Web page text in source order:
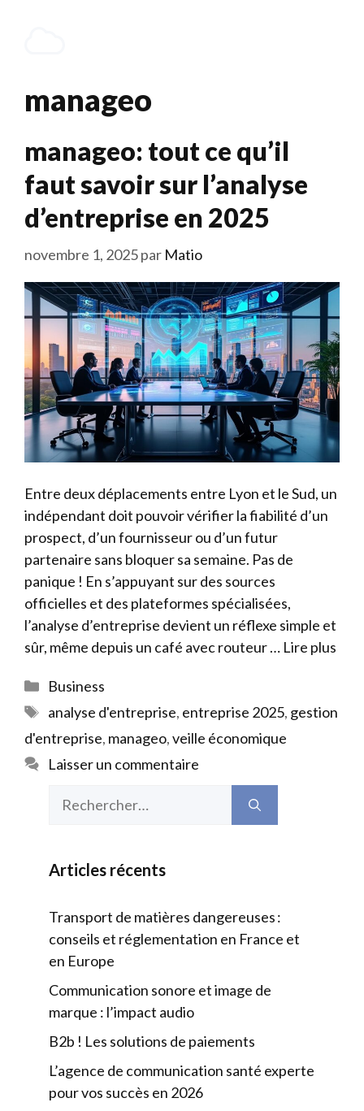
manageo
manageo: tout ce qu’il
faut savoir sur l’analyse
d’entreprise en 2025
novembre 1, 2025par Matio
Entre deux déplacements entre Lyon et le Sud, un
indépendant doit pouvoir vérifier la fiabilité d’un
prospect, d’un fournisseur ou d’un futur
partenaire sans bloquer sa semaine. Pas de
panique ! En s’appuyant sur des sources
officielles et des plateformes spécialisées,
l’analyse d’entreprise devient un réflexe simple et
sûr, même depuis un café avec routeur … Lire plus
Catégories
Business
Étiquettes
analyse d'entreprise, entreprise 2025, gestion
d'entreprise, manageo,veille économique
Laisser un commentaire
Articles récents
Transport de matières dangereuses :
conseils et réglementation en France et
en Europe
Communication sonore et image de
marque : l’impact audio
B2b ! Les solutions de paiements
L’agence de communication santé experte
pour vos succès en 2026